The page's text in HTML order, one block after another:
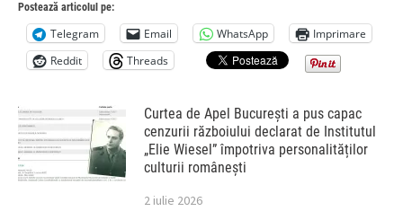
Postează articolul pe:
Telegram Email WhatsApp
Imprimare
Reddit
Threads
Curtea de Apel București a pus capac
cenzurii războiului declarat de Institutul
„Elie Wiesel” împotriva personalităților
culturii românești
2 iulie 2026